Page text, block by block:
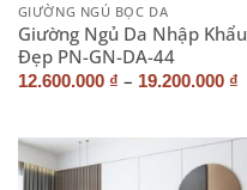
GIƯỜNG NGỦ BỌC DA
Giường Ngủ Da Nhập Khẩu
Đẹp PN-GN-DA-44
12.600.000 ₫ – 19.200.000 ₫